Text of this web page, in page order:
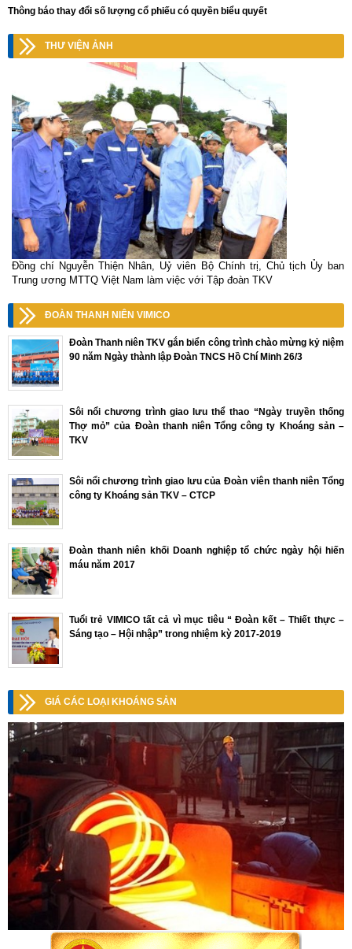
Thông báo thay đổi số lượng cổ phiếu có quyền biểu quyết
THƯ VIỆN ẢNH
Đồng chí Nguyễn Thiện Nhân, Uỷ viên Bộ Chính trị, Chủ tịch Ủy ban
Trung ương MTTQ Việt Nam làm việc với Tập đoàn TKV
ĐOÀN THANH NIÊN VIMICO
Đoàn Thanh niên TKV gắn biển công trình chào mừng kỷ niệm
90 năm Ngày thành lập Đoàn TNCS Hồ Chí Minh 26/3
Sôi nổi chương trình giao lưu thể thao “Ngày truyền thống
Thợ mỏ” của Đoàn thanh niên Tổng công ty Khoáng sản –
TKV
Sôi nổi chương trình giao lưu của Đoàn viên thanh niên Tổng
công ty Khoáng sản TKV – CTCP
Đoàn thanh niên khối Doanh nghiệp tổ chức ngày hội hiến
máu năm 2017
Tuổi trẻ VIMICO tất cả vì mục tiêu “ Đoàn kết – Thiết thực –
Sáng tạo – Hội nhập” trong nhiệm kỳ 2017-2019
GIÁ CÁC LOẠI KHOÁNG SẢN